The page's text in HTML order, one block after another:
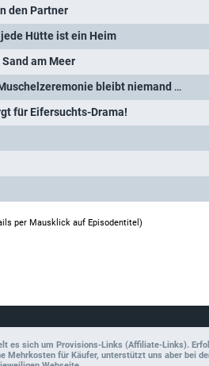
den Partner
Hütte ist ein Heim
am Meer
Bissiger als die Schlangen: Bei der Muschelzeremonie bleibt niemand verschont
für Eifersuchts-Drama!
per Mausklick auf Episodentitel )
es sich um Provisions-Links (Affiliate-Links).
Mehrkosten für Käufer, unterstützt uns aber bei